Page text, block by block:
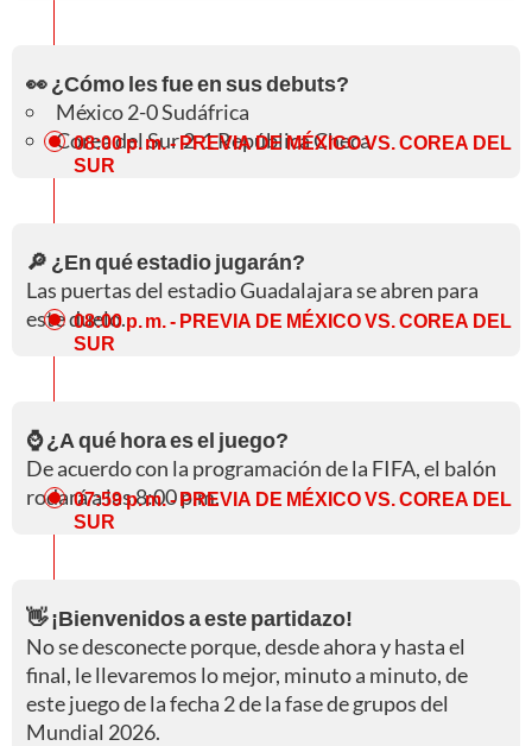
👀 ¿Cómo les fue en sus debuts?
México 2-0 Sudáfrica
Corea del Sur 2-1 República Checa
08:00 p. m.- PREVIA DE MÉXICO VS. COREA DEL
SUR
🔎 ¿En qué estadio jugarán?
Las puertas del estadio Guadalajara se abren para
este duelo.
08:00 p. m. - PREVIA DE MÉXICO VS. COREA DEL
SUR
⌚ ¿A qué hora es el juego?
De acuerdo con la programación de la FIFA, el balón
rodará a las 8:00 p.m.
07:59 p. m.- PREVIA DE MÉXICO VS. COREA DEL
SUR
👋 ¡Bienvenidos a este partidazo!
No se desconecte porque, desde ahora y hasta el
final, le llevaremos lo mejor, minuto a minuto, de
este juego de la fecha 2 de la fase de grupos del
Mundial 2026.